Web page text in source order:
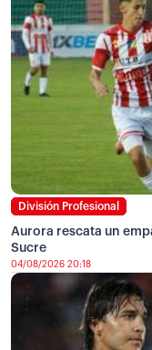
División Profesional
Aurora rescata un
Sucre
04/08/2026 20:18